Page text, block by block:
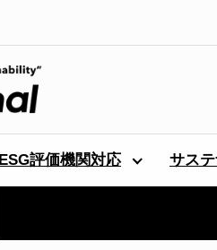
ESG評価機関対応 サス